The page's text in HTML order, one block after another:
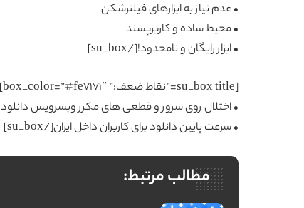
• عدم نیاز به ابزارهای فیلترشکن
• محیط ساده و کاربرپسند
• ابزار رایگان و نامحدود![/su_box]
[su_box title=”نقاط ضعف:” box_color=”#fe7171″]
• اختلال روی سرور و قطعی های مکرر وبسرویس دانلود
• سرعت پایین دانلود برای کاربران داخل ایران[/su_box]
مطالب مرتبط: